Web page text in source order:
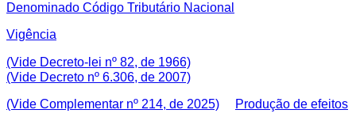
Denominado Código Tributário Nacional
Vigência
(Vide Decreto-lei nº 82, de 1966)
(Vide Decreto nº 6.306, de 2007)
(Vide Complementar nº 214, de 2025) Produção de efeitos